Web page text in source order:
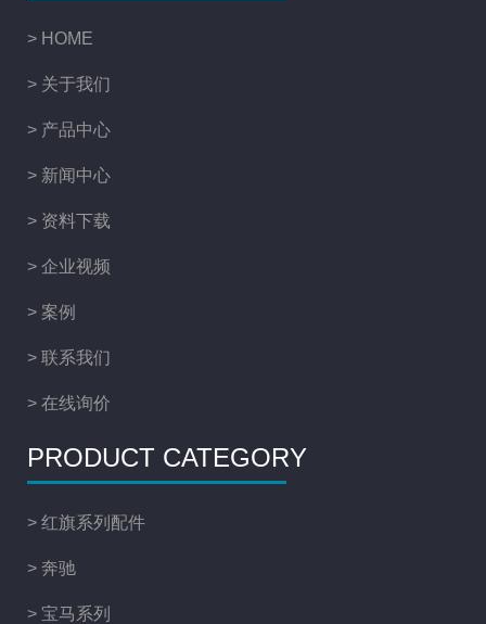
> HOME
> 关于我们
> 产品中心
> 新闻中心
> 资料下载
> 企业视频
> 案例
> 联系我们
> 在线询价
PRODUCT CATEGORY
> 红旗系列配件
> 奔驰
> 宝马系列